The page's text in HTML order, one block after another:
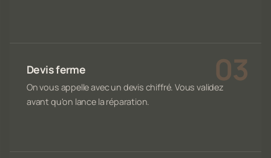
Devis ferme
On vous appelle avec un devis chiffré. Vous validez
avant qu'on lance la réparation.